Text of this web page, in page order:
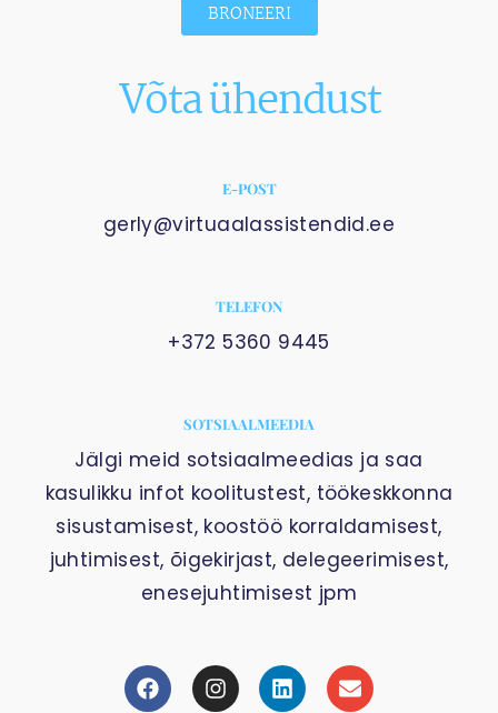
Võta ühendust
E-POST
gerly@virtuaalassistendid.ee
TELEFON
+372 5360 9445
SOTSIAALMEEDIA
Jälgi meid sotsiaalmeedias ja saa
kasulikku infot koolitustest, töökeskkonna
sisustamisest, koostöö korraldamisest,
juhtimisest, õigekirjast, delegeerimisest,
enesejuhtimisest jpm
BRONEERI